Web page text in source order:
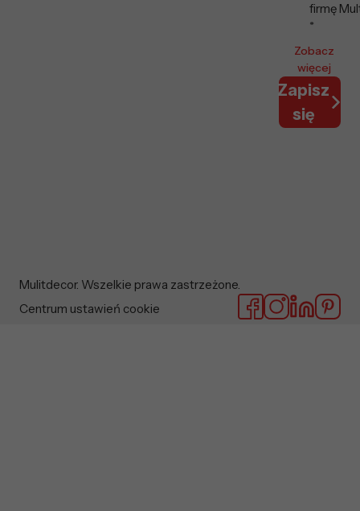
firmę
*
Zobacz
więcej
Zapisz
się
Mulitdecor. Wszelkie prawa zastrzeżone.
Centrum ustawień cookie